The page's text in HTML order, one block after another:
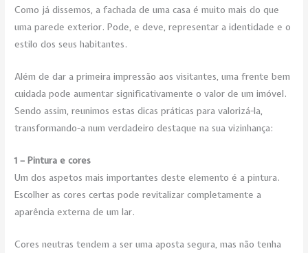
Como já dissemos, a fachada de uma casa é muito mais do que
uma parede exterior. Pode, e deve, representar a identidade e o
estilo dos seus habitantes.
Além de dar a primeira impressão aos visitantes, uma frente bem
cuidada pode aumentar significativamente o valor de um imóvel.
Sendo assim, reunimos estas dicas práticas para valorizá-la,
transformando-a num verdadeiro destaque na sua vizinhança:
1 – Pintura e cores
Um dos aspetos mais importantes deste elemento é a pintura.
Escolher as cores certas pode revitalizar completamente a
aparência externa de um lar.
Cores neutras tendem a ser uma aposta segura, mas não tenha